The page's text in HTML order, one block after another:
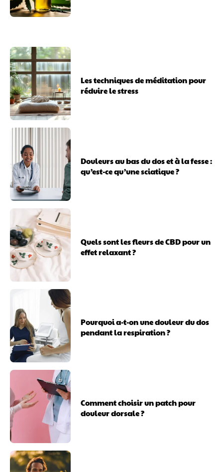
Les techniques de méditation pour
réduire le stress
Douleurs au bas du dos et à la fesse :
qu’est-ce qu’une sciatique ?
Quels sont les fleurs de CBD pour un
effet relaxant ?
Pourquoi a-t-on une douleur du dos
pendant la respiration ?
Comment choisir un patch pour
douleur dorsale ?